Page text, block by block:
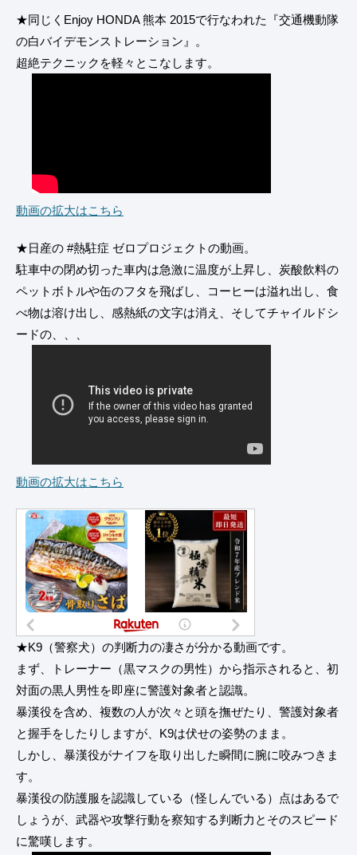
★同じくEnjoy HONDA 熊本 2015で行なわれた『交通機動隊
の白バイデモンストレーション』。
超絶テクニックを軽々とこなします。
動画の拡大はこちら
★日産の #熱駐症 ゼロプロジェクトの動画。
駐車中の閉め切った車内は急激に温度が上昇し、炭酸飲料の
ペットボトルや缶のフタを飛ばし、コーヒーは溢れ出し、食
べ物は溶け出し、感熱紙の文字は消え、そしてチャイルドシ
ードの、、、
動画の拡大はこちら
★K9（警察犬）の判断力の凄さが分かる動画です。
まず、トレーナー（黒マスクの男性）から指示されると、初
対面の黒人男性を即座に警護対象者と認識。
暴漢役を含め、複数の人が次々と頭を撫ぜたり、警護対象者
と握手をしたりしますが、K9は伏せの姿勢のまま。
しかし、暴漢役がナイフを取り出した瞬間に腕に咬みつきま
す。
暴漢役の防護服を認識している（怪しんでいる）点はあるで
しょうが、武器や攻撃行動を察知する判断力とそのスピード
に驚嘆します。